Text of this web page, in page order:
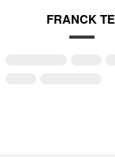
FRANCK